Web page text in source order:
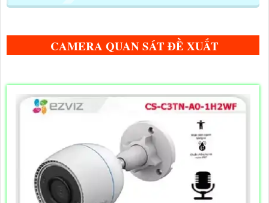
CAMERA QUAN SÁT ĐỀ XUẤT